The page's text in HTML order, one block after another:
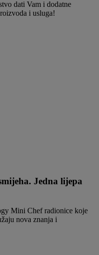
dati Vam i dodatne
i usluga!
Jedna lijepa
Mini Chef radionice koje
nova znanja i